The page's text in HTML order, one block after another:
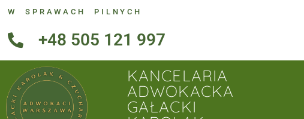
W SPRAWACH PILNYCH
+48 505 121 997
KANCELARIA
ADWOKACKA
GAŁACKI